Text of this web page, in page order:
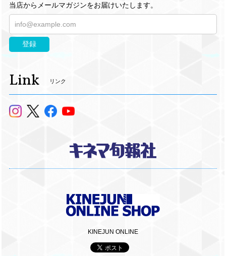
当店からメールマガジンをお届けいたします。
登録
Link リンク
KINEJUN ONLINE